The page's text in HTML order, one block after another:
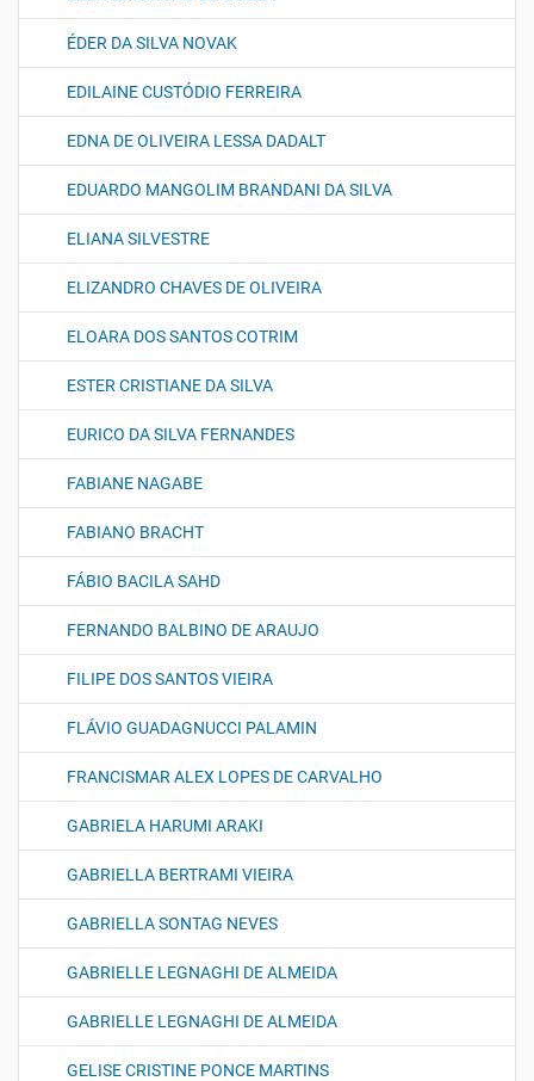
ÉDER DA SILVA NOVAK
EDILAINE CUSTÓDIO FERREIRA
EDNA DE OLIVEIRA LESSA DADALT
EDUARDO MANGOLIM BRANDANI DA SILVA
ELIANA SILVESTRE
ELIZANDRO CHAVES DE OLIVEIRA
ELOARA DOS SANTOS COTRIM
ESTER CRISTIANE DA SILVA
EURICO DA SILVA FERNANDES
FABIANE NAGABE
FABIANO BRACHT
FÁBIO BACILA SAHD
FERNANDO BALBINO DE ARAUJO
FILIPE DOS SANTOS VIEIRA
FLÁVIO GUADAGNUCCI PALAMIN
FRANCISMAR ALEX LOPES DE CARVALHO
GABRIELA HARUMI ARAKI
GABRIELLA BERTRAMI VIEIRA
GABRIELLA SONTAG NEVES
GABRIELLE LEGNAGHI DE ALMEIDA
GABRIELLE LEGNAGHI DE ALMEIDA
GELISE CRISTINE PONCE MARTINS